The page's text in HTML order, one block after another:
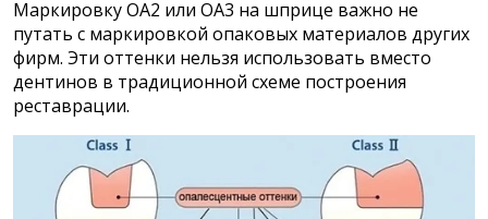
Маркировку ОА2 или ОА3 на шприце важно не
путать с маркировкой опаковых материалов других
фирм. Эти оттенки нельзя использовать вместо
дентинов в традиционной схеме построения
реставрации.